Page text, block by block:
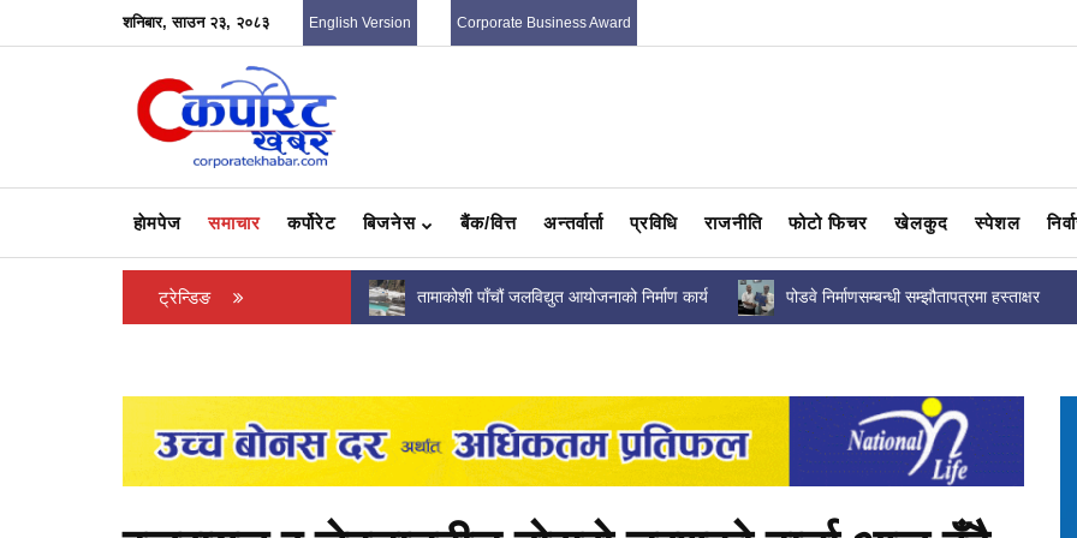
शनिबार, साउन २३, २०८३ English Version Corporate Business Award
हाेमपेज समाचार कर्पोरेट बिजनेस बैंक/वित्त अन्तर्वार्ता प्रविधि राजनीति फोटो फिचर खेलकुद स्पेशल
ट्रेन्डिङ
करदाता प्रोत्साहन कार्यक्रममा विजेता बनेका दुई जना
तामाकोशी पाँचौं जलविद्युत आयोजनाको निर्माण कार्य
पोडवे निर्माणसम्बन्धी सम्झौतापत्रमा हस्ताक्षर